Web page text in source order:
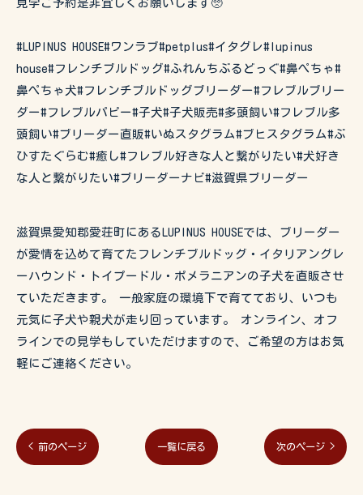
見学ご予約是非宜しくお願いします🥺
#LUPINUS HOUSE#ワンラブ#petplus#イタグレ#lupinus
house#フレンチブルドッグ#ふれんちぶるどっぐ#鼻ぺちゃ#
鼻ぺちゃ犬#フレンチブルドッグブリーダー#フレブルブリー
ダー#フレブルパピー#子犬#子犬販売#多頭飼い#フレブル多
頭飼い#ブリーダー直販#いぬスタグラム#ブヒスタグラム#ぶ
ひすたぐらむ#癒し#フレブル好きな人と繋がりたい#犬好き
な人と繋がりたい#ブリーダーナビ#滋賀県ブリーダー
滋賀県愛知郡愛荘町にあるLUPINUS HOUSEでは、ブリーダー
が愛情を込めて育てたフレンチブルドッグ・イタリアングレ
ーハウンド・トイプードル・ポメラニアンの子犬を直販させ
ていただきます。 一般家庭の環境下で育てており、いつも
元気に子犬や親犬が走り回っています。 オンライン、オフ
ラインでの見学もしていただけますので、ご希望の方はお気
軽にご連絡ください。
< 前のページ 一覧に戻る 次のページ >